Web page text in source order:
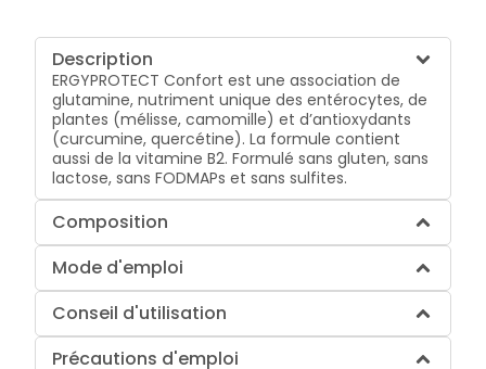
Description
ERGYPROTECT Confort est une association de
glutamine, nutriment unique des entérocytes, de
plantes (mélisse, camomille) et d’antioxydants
(curcumine, quercétine). La formule contient
aussi de la vitamine B2. Formulé sans gluten, sans
lactose, sans FODMAPs et sans sulfites.
Composition
Mode d'emploi
Conseil d'utilisation
Précautions d'emploi